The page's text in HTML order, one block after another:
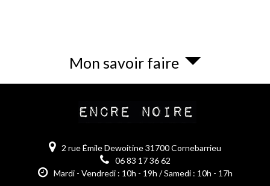
Mon savoir faire
2 rue Émile Dewoitine 31700 Cornebarrieu
06 83 17 36 62
Mardi - Vendredi : 10h - 19h / Samedi : 10h - 17h